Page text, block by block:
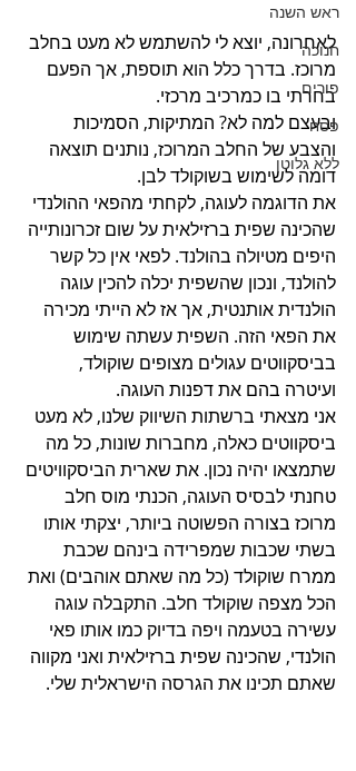
ראש השנה
חנוכה
פורים
פסח
ללא גלוטן
לאחרונה, יוצא לי להשתמש לא מעט בחלב
מרוכז. בדרך כלל הוא תוספת, אך הפעם
בחרתי בו כמרכיב מרכזי.
ובעצם למה לא? המתיקות, הסמיכות
והצבע של החלב המרוכז, נותנים תוצאה
דומה לשימוש בשוקולד לבן.
את הדוגמה לעוגה, לקחתי מהפאי ההולנדי
שהכינה שפית ברזילאית על שום זכרונותייה
היפים מטיולה בהולנד. לפאי אין כל קשר
להולנד, ונכון שהשפית יכלה להכין עוגה
הולנדית אותנטית, אך אז לא הייתי מכירה
את הפאי הזה. השפית עשתה שימוש
בביסקווטים עגולים מצופים שוקולד,
ועיטרה בהם את דפנות העוגה.
אני מצאתי ברשתות השיווק שלנו, לא מעט
ביסקווטים כאלה, מחברות שונות, כל מה
שתמצאו יהיה נכון. את שארית הביסקוויטים
טחנתי לבסיס העוגה, הכנתי מוס חלב
מרוכז בצורה הפשוטה ביותר, יצקתי אותו
בשתי שכבות שמפרידה בינהם שכבת
ממרח שוקולד (כל מה שאתם אוהבים) ואת
הכל מצפה שוקולד חלב. התקבלה עוגה
עשירה בטעמה ויפה בדיוק כמו אותו פאי
הולנדי, שהכינה שפית ברזילאית ואני מקווה
שאתם תכינו את הגרסה הישראלית שלי.